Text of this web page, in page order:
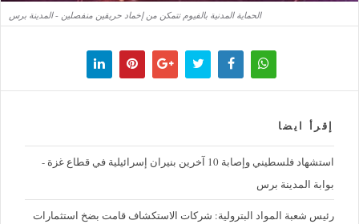
الحماية المدنية بالفيوم تتمكن من إخماد حريقين منفصلين - المدينة برس
إقرأ ايضا
استشهاد فلسطيني وإصابة 10 آخرين بنيران إسرائيلية في قطاع غزة -
بوابة المدينة برس
رئيس شعبة المواد البترولية: شركات الاستكشاف قامت بضخ استثمارات